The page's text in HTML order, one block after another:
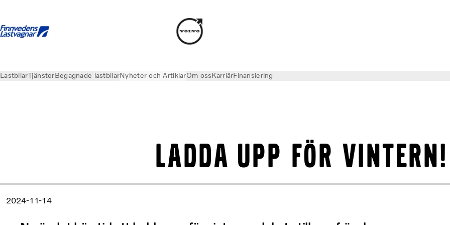
LastbilarTjänsterBegagnade lastbilarNyheter och ArtiklarOm ossKarriärFinansiering
Ladda upp för vintern!
2024-11-14